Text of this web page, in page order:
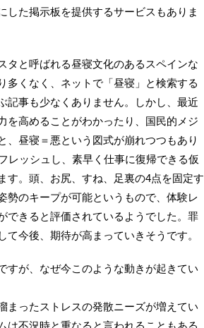
した掲示板を提供するサービスもありま
タと呼ばれる昼寝文化のあるスペインな
多くなく、ネットで「昼寝」と検索する
記事も少なくありません。しかし、最近
を高めることがわかったり、国民的メジ
、昼寝＝悪という図式が崩れつつもあり
レッシュし、素早く仕事に復帰できる仮
す。頭、お尻、すね、足裏の4点を固定す
勢のキープが可能というもので、体験レ
できると評価されているようでした。罪
今後、期待が高まっていきそうです。
すが、なぜ今このような動きが起きてい
まったストレスの発散ニーズが増えてい